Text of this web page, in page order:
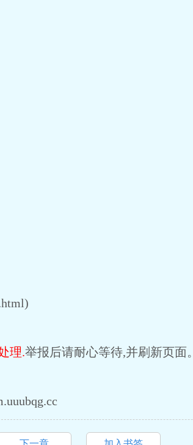
理.举报后请耐心等待,并刷新页面。